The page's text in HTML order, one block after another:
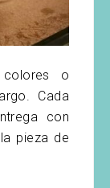
colores o
Cada
con
pieza de